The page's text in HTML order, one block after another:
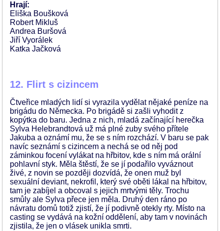
Hrají:
Eliška Boušková
Robert Mikluš
Andrea Buršová
Jiří Vyorálek
Katka Jačková
12. Flirt s cizincem
Čtveřice mladých lidí si vyrazila vydělat nějaké peníze na
brigádu do Německa. Po brigádě si zašli vyhodit z
kopýtka do baru. Jedna z nich, mladá začínající herečka
Sylva Helebrandtová už má plné zuby svého přítele
Jakuba a oznámí mu, že se s ním rozchází. V baru se pak
navíc seznámí s cizincem a nechá se od něj pod
záminkou focení vylákat na hřbitov, kde s ním má orální
pohlavní styk. Měla štěstí, že se jí podařilo vyváznout
živé, z novin se později dozvídá, že onen muž byl
sexuální deviant, nekrofil, který své oběti lákal na hřbitov,
tam je zabíjel a obcoval s jejich mrtvými těly. Trochu
smůly ale Sylva přece jen měla. Druhý den ráno po
návratu domů totiž zjistí, že jí podivně otekly rty. Místo na
casting se vydává na kožní oddělení, aby tam v novinách
zjistila, že jen o vlásek unikla smrti.